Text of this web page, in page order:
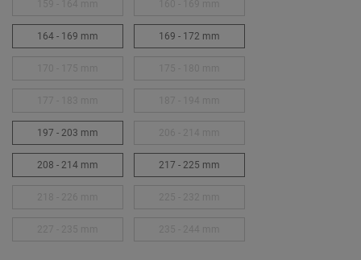
164 - 169 mm 169 - 172 mm
197 - 203 mm
208 - 214 mm 217 - 225 mm